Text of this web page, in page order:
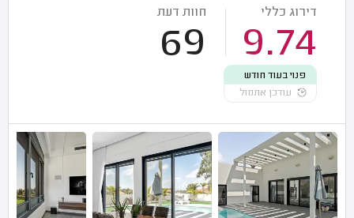
דירוג כללי
9.74
חוות דעת
69
פנוי בעוד חודש
עודכן אתמול